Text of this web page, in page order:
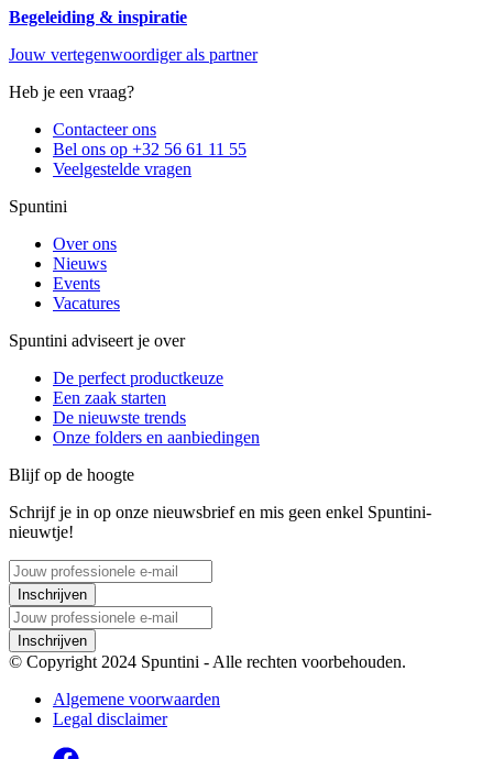
Begeleiding & inspiratie
Jouw vertegenwoordiger als partner
Heb je een vraag?
Contacteer ons
Bel ons op +32 56 61 11 55
Veelgestelde vragen
Spuntini
Over ons
Nieuws
Events
Vacatures
Spuntini adviseert je over
De perfect productkeuze
Een zaak starten
De nieuwste trends
Onze folders en aanbiedingen
Blijf op de hoogte
Schrijf je in op onze nieuwsbrief en mis geen enkel Spuntini-
nieuwtje!
Inschrijven
Inschrijven
© Copyright 2024 Spuntini - Alle rechten voorbehouden.
Algemene voorwaarden
Legal disclaimer